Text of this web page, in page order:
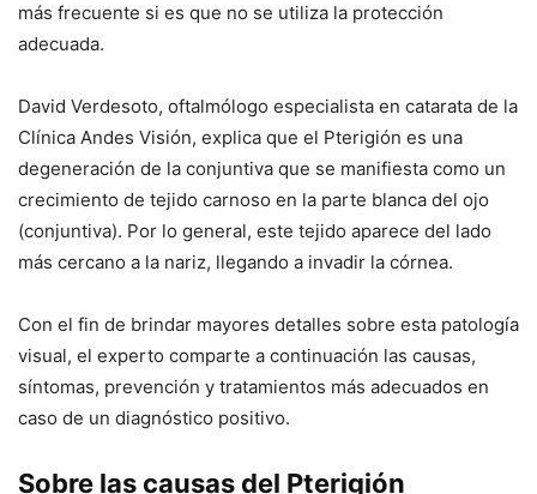
más frecuente si es que no se utiliza la protección
adecuada.
David Verdesoto, oftalmólogo especialista en catarata de la
Clínica Andes Visión, explica que el Pterigión es una
degeneración de la conjuntiva que se manifiesta como un
crecimiento de tejido carnoso en la parte blanca del ojo
(conjuntiva). Por lo general, este tejido aparece del lado
más cercano a la nariz, llegando a invadir la córnea.
Con el fin de brindar mayores detalles sobre esta patología
visual, el experto comparte a continuación las causas,
síntomas, prevención y tratamientos más adecuados en
caso de un diagnóstico positivo.
Sobre las causas del Pterigión